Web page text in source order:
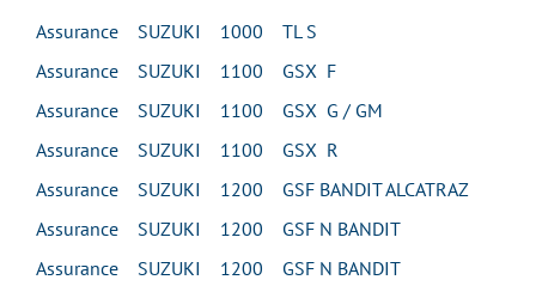
Assurance SUZUKI 1000 TL S
Assurance SUZUKI 1100 GSX F
Assurance SUZUKI 1100 GSX G / GM
Assurance SUZUKI 1100 GSX R
Assurance SUZUKI 1200 GSF BANDIT ALCATRAZ
Assurance SUZUKI 1200 GSF N BANDIT
Assurance SUZUKI 1200 GSF N BANDIT